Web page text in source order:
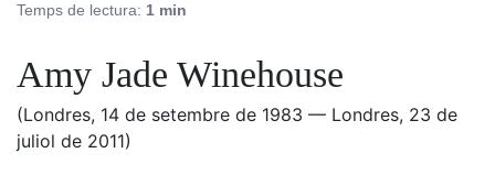
Temps de lectura: 1 min
Amy Jade Winehouse
(Londres, 14 de setembre de 1983 — Londres, 23 de
juliol de 2011)